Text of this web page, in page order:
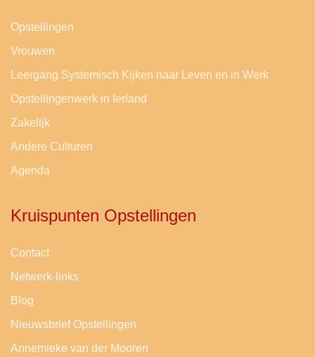
Opstellingen
Vrouwen
Leergang Systemisch Kijken naar Leven en in Werk
Opstellingenwerk in Ierland
Zakelijk
Andere Culturen
Agenda
Kruispunten Opstellingen
Contact
Netwerk-links
Blog
Nieuwsbrief Opstellingen
Annemieke van der Mooren